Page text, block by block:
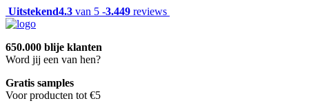
Uitstekend4.3 van 5 -3.449 reviews
650.000 blije klanten
Word jij een van hen?
Gratis samples
Voor producten tot €5